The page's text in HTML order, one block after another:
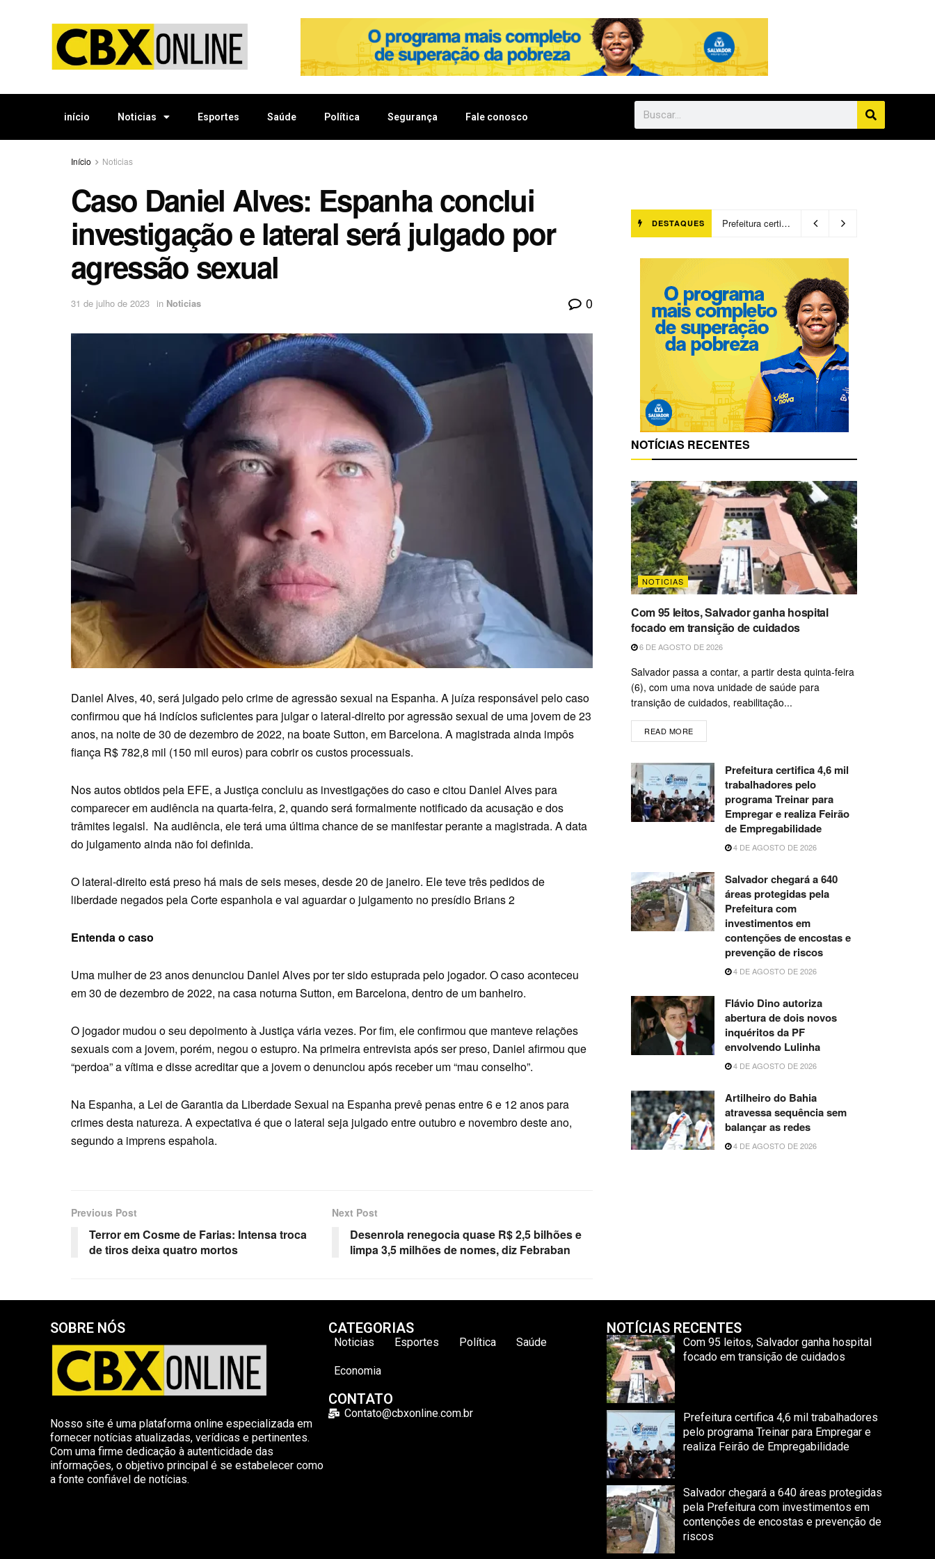
início Noticias Esportes Saúde Política Segurança Fale conosco
Início Noticias
Caso Daniel Alves: Espanha conclui
investigação e lateral será julgado por
agressão sexual
31 de julho de 2023 in Noticias 0
Daniel Alves, 40, será julgado pelo crime de agressão sexual na Espanha. A juíza responsável pelo caso
confirmou que há indícios suficientes para julgar o lateral-direito por agressão sexual de uma jovem de 23
anos, na noite de 30 de dezembro de 2022, na boate Sutton, em Barcelona. A magistrada ainda impôs
fiança R$ 782,8 mil (150 mil euros) para cobrir os custos processuais.
Nos autos obtidos pela EFE, a Justiça concluiu as investigações do caso e citou Daniel Alves para
comparecer em audiência na quarta-feira, 2, quando será formalmente notificado da acusação e dos
trâmites legaisl. Na audiência, ele terá uma última chance de se manifestar perante a magistrada. A data
do julgamento ainda não foi definida.
O lateral-direito está preso há mais de seis meses, desde 20 de janeiro. Ele teve três pedidos de
liberdade negados pela Corte espanhola e vai aguardar o julgamento no presídio Brians 2
Entenda o caso
Uma mulher de 23 anos denunciou Daniel Alves por ter sido estuprada pelo jogador. O caso aconteceu
em 30 de dezembro de 2022, na casa noturna Sutton, em Barcelona, dentro de um banheiro.
O jogador mudou o seu depoimento à Justiça vária vezes. Por fim, ele confirmou que manteve relações
sexuais com a jovem, porém, negou o estupro. Na primeira entrevista após ser preso, Daniel afirmou que
“perdoa” a vítima e disse acreditar que a jovem o denunciou após receber um “mau conselho”.
Na Espanha, a Lei de Garantia da Liberdade Sexual na Espanha prevê penas entre 6 e 12 anos para
crimes desta natureza. A expectativa é que o lateral seja julgado entre outubro e novembro deste ano,
segundo a imprens espahola.
Previous Post
Terror em Cosme de Farias: Intensa troca
de tiros deixa quatro mortos
Next Post
Desenrola renegocia quase R$ 2,5 bilhões e
limpa 3,5 milhões de nomes, diz Febraban
DESTAQUES Prefeitura certifica 4,6 mil trabalhadores pelo programa Treinar para Empregar e realiza Feirão de Empregabilidade
NOTÍCIAS RECENTES
NOTICIAS
Com 95 leitos, Salvador ganha hospital
focado em transição de cuidados
6 DE AGOSTO DE 2026
Salvador passa a contar, a partir desta quinta-feira
(6), com uma nova unidade de saúde para
transição de cuidados, reabilitação...
READ MORE
Prefeitura certifica 4,6 mil
trabalhadores pelo
programa Treinar para
Empregar e realiza Feirão
de Empregabilidade
4 DE AGOSTO DE 2026
Salvador chegará a 640
áreas protegidas pela
Prefeitura com
investimentos em
contenções de encostas e
prevenção de riscos
4 DE AGOSTO DE 2026
Flávio Dino autoriza
abertura de dois novos
inquéritos da PF
envolvendo Lulinha
4 DE AGOSTO DE 2026
Artilheiro do Bahia
atravessa sequência sem
balançar as redes
4 DE AGOSTO DE 2026
SOBRE NÓS
Nosso site é uma plataforma online especializada em
fornecer notícias atualizadas, verídicas e pertinentes.
Com uma firme dedicação à autenticidade das
informações, o objetivo principal é se estabelecer como
a fonte confiável de notícias.
CATEGORIAS
Noticias Esportes Política Saúde
Economia
CONTATO
Contato@cbxonline.com.br
NOTÍCIAS RECENTES
Com 95 leitos, Salvador ganha hospital
focado em transição de cuidados
Prefeitura certifica 4,6 mil trabalhadores
pelo programa Treinar para Empregar e
realiza Feirão de Empregabilidade
Salvador chegará a 640 áreas protegidas
pela Prefeitura com investimentos em
contenções de encostas e prevenção de
riscos